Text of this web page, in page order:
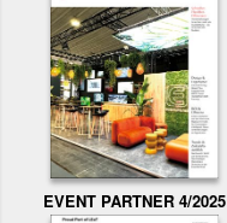
EVENT PARTNER 4/2025